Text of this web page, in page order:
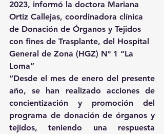
2023, informó la doctora Mariana
Ortiz Callejas, coordinadora clínica
de Donación de Órganos y Tejidos
con fines de Trasplante, del Hospital
General de Zona (HGZ) N° 1 “La
Loma”
“Desde el mes de enero del presente
año, se han realizado acciones de
concientización y promoción del
programa de donación de órganos y
tejidos, teniendo una respuesta